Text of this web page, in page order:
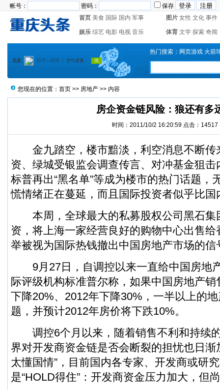
帐号： 密码：
保存
首页 美食 国际 国内 军事 图片 女性 文化 事件
娱乐 综艺 电影 电视 音乐 体育 文学 探索 奇闻
热门搜索： 网页游戏 火箭
您现在的位置： 首页 >> 房地产 >> 内容
房企资金链风险：狼还有多
时间：2011/10/2 16:20:59 点击：14517
金九踏空，楼市黯淡，利空消息不断传
资、绿城受银监会调查传言、对冲基金狙
标普再出“黑名单”等成为楼市的热门话题，
慌情绪正在蔓延，而且国际投资者似乎比国
本周，全球最大的私募股权公司黑石集
资，将上海一家经营良好的购物中心出售
举被视为国际热钱撤出中国房地产市场的信
9月27日，自调控以来一直给中国房地产
际评级机构标准普尔称，如果中国房地产
下降20%、2012年下降30%，一半以上的
题，并预计2012年房价将下跌10%。
调控6个月以来，随着销售不利和持续
界对开发商资金链是否会断裂的担忧也日渐
太懂国情”，目前国内各专家、开发商或研
是“HOLD得住”：开发商资金压力加大，但